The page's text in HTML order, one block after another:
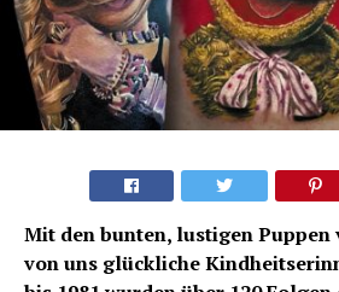
Mit den bunten, lustigen
von uns glückliche